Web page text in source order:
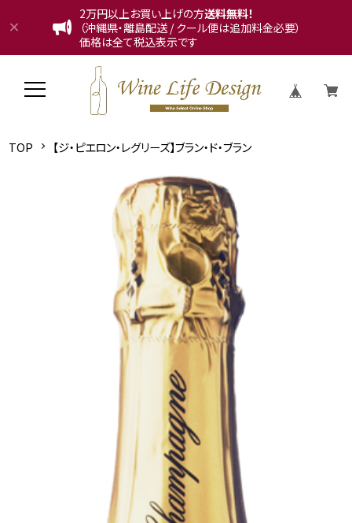
2万円以上お買い上げの方送料無料！
（沖縄県・離島配送 / クール便は追加料金必要）
価格は全て税込表示です
TOP 【ジ・ピエロン・レグリーズ】ブラン・ド・ブラン